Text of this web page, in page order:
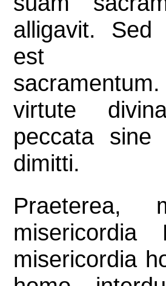
alligavit. Sed
est
virtute
peccata sine
dimitti.
Praeterea,
misericordia
misericordia